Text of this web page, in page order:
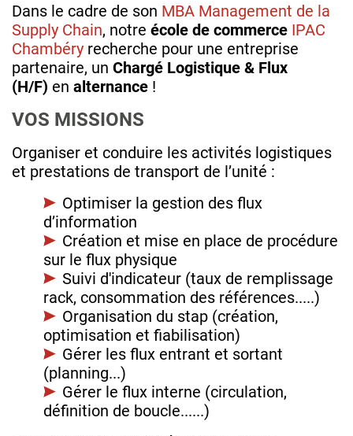
Dans le cadre de son MBA Management de la
Supply Chain, notre école de commerce IPAC
Chambéry recherche pour une entreprise
partenaire, un Chargé Logistique & Flux
(H/F) en alternance !
VOS MISSIONS
Organiser et conduire les activités logistiques
et prestations de transport de l’unité :
Optimiser la gestion des flux
d’information
Création et mise en place de procédure
sur le flux physique
Suivi d'indicateur (taux de remplissage
rack, consommation des références.....)
Organisation du stap (création,
optimisation et fiabilisation)
Gérer les flux entrant et sortant
(planning...)
Gérer le flux interne (circulation,
définition de boucle......)